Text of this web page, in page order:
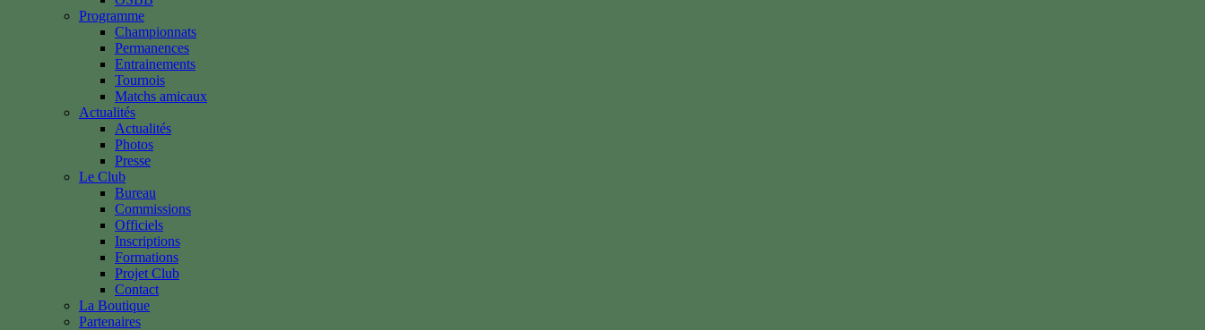
Programme
Championnats
Permanences
Entrainements
Tournois
Matchs amicaux
Actualités
Actualités
Photos
Presse
Le Club
Bureau
Commissions
Officiels
Inscriptions
Formations
Projet Club
Contact
La Boutique
Partenaires